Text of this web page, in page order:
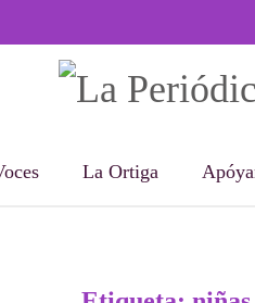
La Ortiga